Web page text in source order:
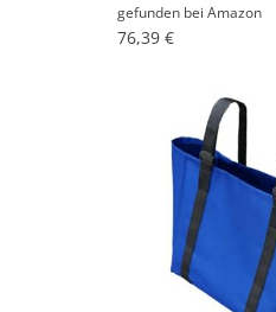
gefunden bei Amazon
76,39 €